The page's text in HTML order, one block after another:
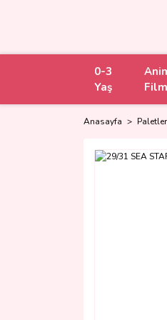
0-3
Yaş
Film
Anasayfa Paletler